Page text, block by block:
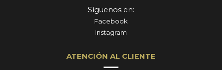
Síguenos en:
Facebook
Instagram
ATENCIÓN AL CLIENTE